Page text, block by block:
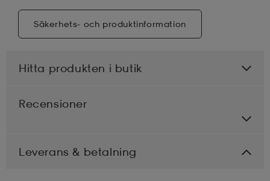
Säkerhets- och produktinformation
Hitta produkten i butik
Recensioner
Leverans & betalning